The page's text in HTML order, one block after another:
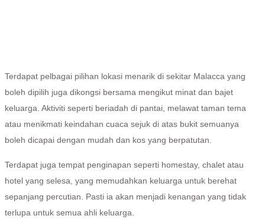
Terdapat pelbagai pilihan lokasi menarik di sekitar Malacca yang
boleh dipilih juga dikongsi bersama mengikut minat dan bajet
keluarga. Aktiviti seperti beriadah di pantai, melawat taman tema
atau menikmati keindahan cuaca sejuk di atas bukit semuanya
boleh dicapai dengan mudah dan kos yang berpatutan.
Terdapat juga tempat penginapan seperti homestay, chalet atau
hotel yang selesa, yang memudahkan keluarga untuk berehat
sepanjang percutian. Pasti ia akan menjadi kenangan yang tidak
terlupa untuk semua ahli keluarga.